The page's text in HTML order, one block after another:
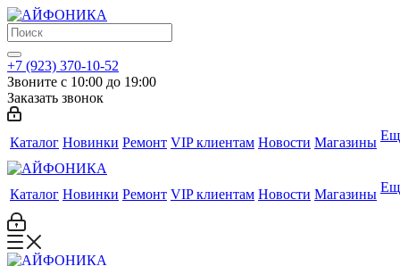
+7 (923) 370-10-52
Звоните с 10:00 до 19:00
Заказать звонок
Каталог Новинки Ремонт VIP клиентам Новости Магазины
Каталог Новинки Ремонт VIP клиентам Новости Магазины